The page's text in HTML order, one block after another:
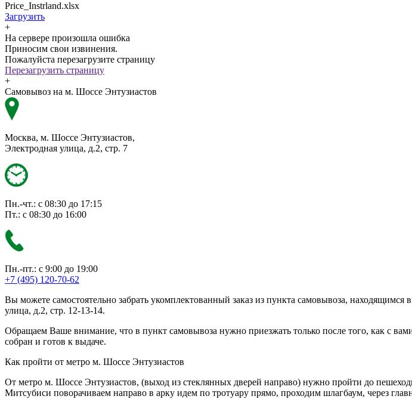
Price_Instrland.xlsx
Загрузить
+
На сервере произошла ошибка
Приносим свои извинения.
Пожалуйста перезагрузите страницу
Перезагрузить страницу
+
Самовывоз на м. Шоссе Энтузиастов
Москва, м. Шоссе Энтузиастов,
Электродная улица, д.2, стр. 7
Пн.-чт.: с 08:30 до 17:15
Пт.: с 08:30 до 16:00
Пн.-пт.: с 9:00 до 19:00
+7 (495) 120-70-62
Вы можете самостоятельно забрать укомплектованный заказ из пункта самовывоза,
улица, д.2, стр. 12-13-14.
Обращаем Ваше внимание, что в пункт самовывоза нужно приезжать только после того, как с
собран и готов к выдаче.
Как пройти от метро м. Шоссе Энтузиастов
От метро м. Шоссе Энтузиастов, (выход из стеклянных дверей направо) нужно пройти до
Митсубиси поворачиваем направо в арку идем по тротуару прямо, проходим шлагбаум, через